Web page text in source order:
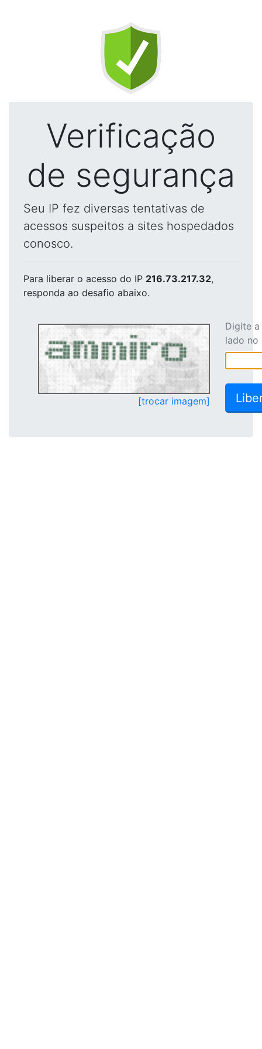
Verificação
de segurança
Seu IP fez diversas tentativas de
acessos suspeitos a sites hospedados
conosco.
Para liberar o acesso do IP 216.73.217.32,
responda ao desafio abaixo.
[trocar imagem]
Digite
lado no